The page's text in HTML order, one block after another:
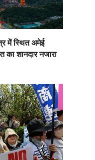
परेड करने के लिए "फू
लोक रीति-रिवाजों का
व पर्यटकों को रुककर
में स्थित अमेई
शानदार नजारा